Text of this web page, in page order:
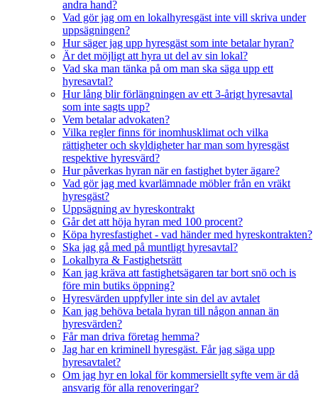
andra hand?
Vad gör jag om en lokalhyresgäst inte vill skriva under
uppsägningen?
Hur säger jag upp hyresgäst som inte betalar hyran?
Är det möjligt att hyra ut del av sin lokal?
Vad ska man tänka på om man ska säga upp ett
hyresavtal?
Hur lång blir förlängningen av ett 3-årigt hyresavtal
som inte sagts upp?
Vem betalar advokaten?
Vilka regler finns för inomhusklimat och vilka
rättigheter och skyldigheter har man som hyresgäst
respektive hyresvärd?
Hur påverkas hyran när en fastighet byter ägare?
Vad gör jag med kvarlämnade möbler från en vräkt
hyresgäst?
Uppsägning av hyreskontrakt
Går det att höja hyran med 100 procent?
Köpa hyresfastighet - vad händer med hyreskontrakten?
Ska jag gå med på muntligt hyresavtal?
Lokalhyra & Fastighetsrätt
Kan jag kräva att fastighetsägaren tar bort snö och is
före min butiks öppning?
Hyresvärden uppfyller inte sin del av avtalet
Kan jag behöva betala hyran till någon annan än
hyresvärden?
Får man driva företag hemma?
Jag har en kriminell hyresgäst. Får jag säga upp
hyresavtalet?
Om jag hyr en lokal för kommersiellt syfte vem är då
ansvarig för alla renoveringar?